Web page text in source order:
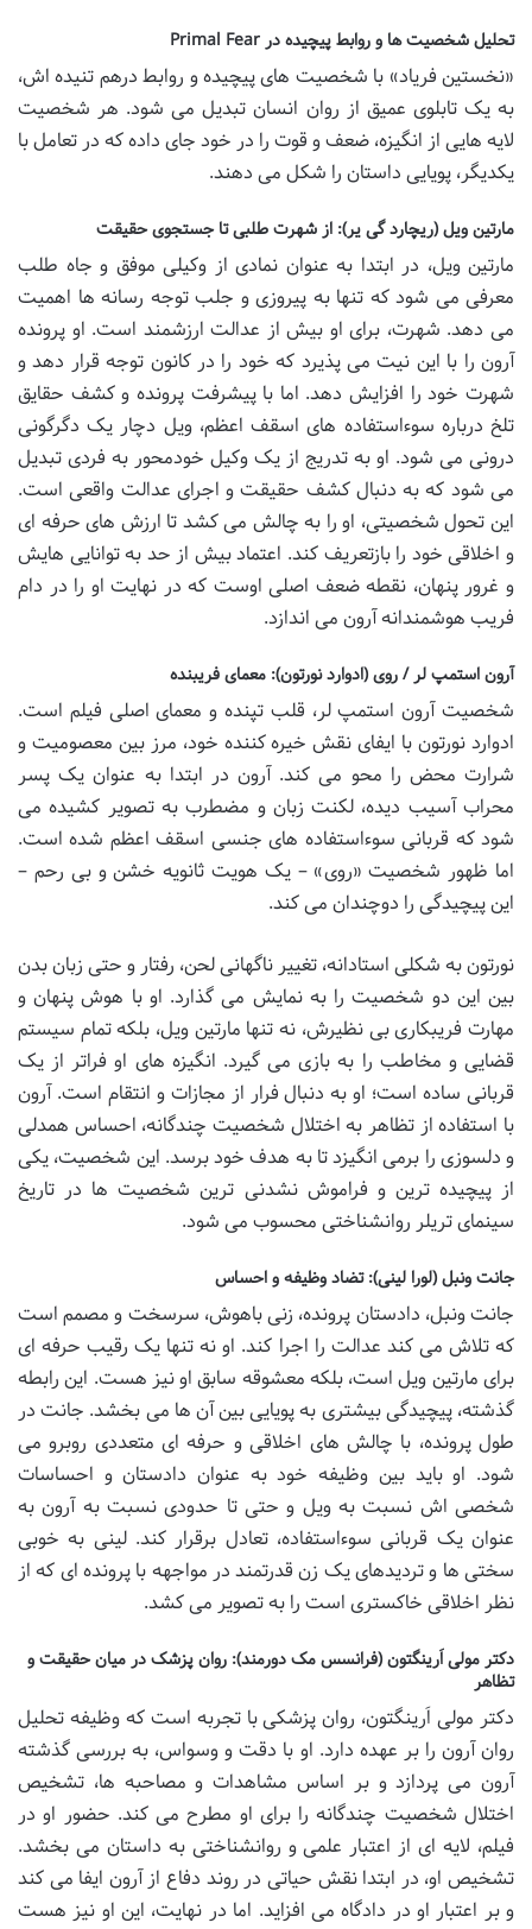
تحلیل شخصیت ها و روابط پیچیده در Primal Fear
«نخستین فریاد» با شخصیت های پیچیده و روابط درهم تنیده اش،
به یک تابلوی عمیق از روان انسان تبدیل می شود. هر شخصیت
لایه هایی از انگیزه، ضعف و قوت را در خود جای داده که در تعامل با
یکدیگر، پویایی داستان را شکل می دهند.
مارتین ویل (ریچارد گی یر): از شهرت طلبی تا جستجوی حقیقت
مارتین ویل، در ابتدا به عنوان نمادی از وکیلی موفق و جاه طلب
معرفی می شود که تنها به پیروزی و جلب توجه رسانه ها اهمیت
می دهد. شهرت، برای او بیش از عدالت ارزشمند است. او پرونده
آرون را با این نیت می پذیرد که خود را در کانون توجه قرار دهد و
شهرت خود را افزایش دهد. اما با پیشرفت پرونده و کشف حقایق
تلخ درباره سوءاستفاده های اسقف اعظم، ویل دچار یک دگرگونی
درونی می شود. او به تدریج از یک وکیل خودمحور به فردی تبدیل
می شود که به دنبال کشف حقیقت و اجرای عدالت واقعی است.
این تحول شخصیتی، او را به چالش می کشد تا ارزش های حرفه ای
و اخلاقی خود را بازتعریف کند. اعتماد بیش از حد به توانایی هایش
و غرور پنهان، نقطه ضعف اصلی اوست که در نهایت او را در دام
فریب هوشمندانه آرون می اندازد.
آرون استمپ لر / روی (ادوارد نورتون): معمای فریبنده
شخصیت آرون استمپ لر، قلب تپنده و معمای اصلی فیلم است.
ادوارد نورتون با ایفای نقش خیره کننده خود، مرز بین معصومیت و
شرارت محض را محو می کند. آرون در ابتدا به عنوان یک پسر
محراب آسیب دیده، لکنت زبان و مضطرب به تصویر کشیده می
شود که قربانی سوءاستفاده های جنسی اسقف اعظم شده است.
اما ظهور شخصیت «روی» – یک هویت ثانویه خشن و بی رحم –
این پیچیدگی را دوچندان می کند.
نورتون به شکلی استادانه، تغییر ناگهانی لحن، رفتار و حتی زبان بدن
بین این دو شخصیت را به نمایش می گذارد. او با هوش پنهان و
مهارت فریبکاری بی نظیرش، نه تنها مارتین ویل، بلکه تمام سیستم
قضایی و مخاطب را به بازی می گیرد. انگیزه های او فراتر از یک
قربانی ساده است؛ او به دنبال فرار از مجازات و انتقام است. آرون
با استفاده از تظاهر به اختلال شخصیت چندگانه، احساس همدلی
و دلسوزی را برمی انگیزد تا به هدف خود برسد. این شخصیت، یکی
از پیچیده ترین و فراموش نشدنی ترین شخصیت ها در تاریخ
سینمای تریلر روانشناختی محسوب می شود.
جانت ونبل (لورا لینی): تضاد وظیفه و احساس
جانت ونبل، دادستان پرونده، زنی باهوش، سرسخت و مصمم است
که تلاش می کند عدالت را اجرا کند. او نه تنها یک رقیب حرفه ای
برای مارتین ویل است، بلکه معشوقه سابق او نیز هست. این رابطه
گذشته، پیچیدگی بیشتری به پویایی بین آن ها می بخشد. جانت در
طول پرونده، با چالش های اخلاقی و حرفه ای متعددی روبرو می
شود. او باید بین وظیفه خود به عنوان دادستان و احساسات
شخصی اش نسبت به ویل و حتی تا حدودی نسبت به آرون به
عنوان یک قربانی سوءاستفاده، تعادل برقرار کند. لینی به خوبی
سختی ها و تردیدهای یک زن قدرتمند در مواجهه با پرونده ای که از
نظر اخلاقی خاکستری است را به تصویر می کشد.
دکتر مولی اَرینگتون (فرانسس مک دورمند): روان پزشک در میان حقیقت و
تظاهر
دکتر مولی اَرینگتون، روان پزشکی با تجربه است که وظیفه تحلیل
روان آرون را بر عهده دارد. او با دقت و وسواس، به بررسی گذشته
آرون می پردازد و بر اساس مشاهدات و مصاحبه ها، تشخیص
اختلال شخصیت چندگانه را برای او مطرح می کند. حضور او در
فیلم، لایه ای از اعتبار علمی و روانشناختی به داستان می بخشد.
تشخیص او، در ابتدا نقش حیاتی در روند دفاع از آرون ایفا می کند
و بر اعتبار او در دادگاه می افزاید. اما در نهایت، این او نیز هست